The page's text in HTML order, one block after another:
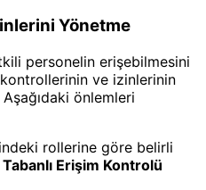
Yönetme
personelin erişebilmesini
ve izinlerinin
önlemleri
rollerine göre belirli
Tabanlı Erişim Kontrolü